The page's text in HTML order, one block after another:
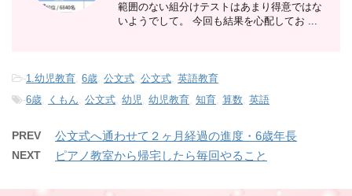
範囲のない組分けテストはあまり得意ではな
いようでして。 今回も結果を心配してお ...
-1.幼児教育, 6歳, 公文式, 公文式, 英語教育
-6歳, くもん, 公文式, 幼児, 幼児教育, 知育, 算数, 英語
PREV 公文式へ通わせて２ヶ月経過の進度・6歳年長
NEXT ピアノ教室から帰宅したら毎回やること